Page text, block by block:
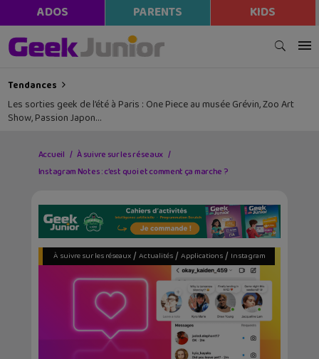
ADOS PARENTS KIDS
Tendances
Les sorties geek de l’été à Paris : One Piece au musée Grévin, Zoo Art
Show, Passion Japon…
Accueil
À suivre sur les réseaux
Instagram Notes : c’est quoi et comment ça marche ?
À suivre sur les réseaux/ Actualités/ Applications/ Instagram